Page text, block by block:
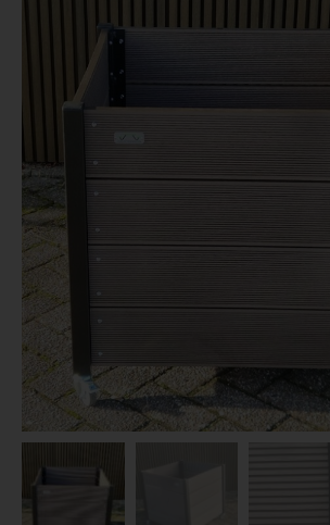
Dierenverblijven
Gaas&Beugels
Sale